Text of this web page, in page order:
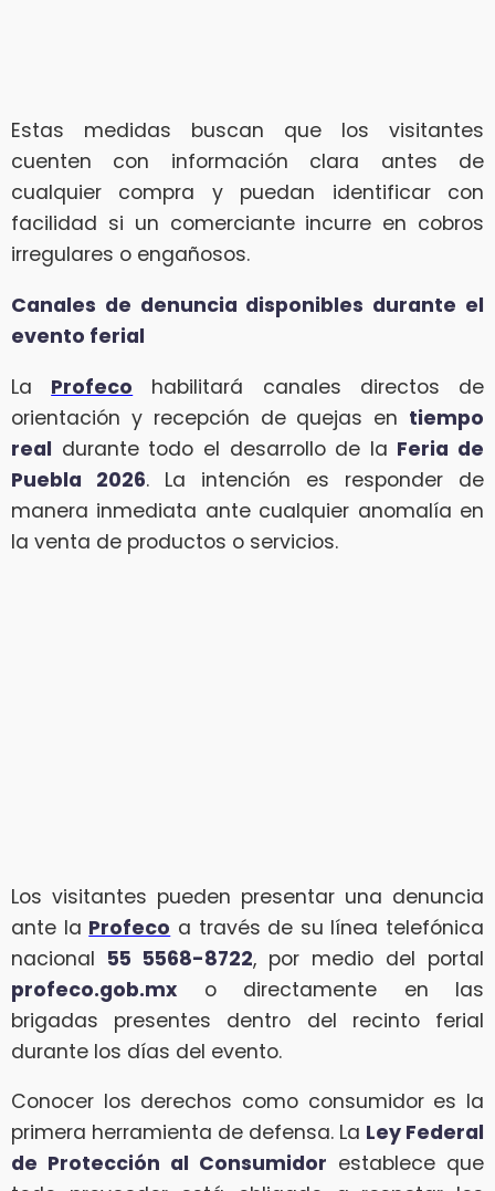
Estas medidas buscan que los visitantes
cuenten con información clara antes de
cualquier compra y puedan identificar con
facilidad si un comerciante incurre en cobros
irregulares o engañosos.
Canales de denuncia disponibles durante el
evento ferial
La Profeco habilitará canales directos de
orientación y recepción de quejas en tiempo
real durante todo el desarrollo de la Feria de
Puebla 2026. La intención es responder de
manera inmediata ante cualquier anomalía en
la venta de productos o servicios.
Los visitantes pueden presentar una denuncia
ante la Profeco a través de su línea telefónica
nacional 55 5568-8722, por medio del portal
profeco.gob.mx o directamente en las
brigadas presentes dentro del recinto ferial
durante los días del evento.
Conocer los derechos como consumidor es la
primera herramienta de defensa. La Ley Federal
de Protección al Consumidor establece que